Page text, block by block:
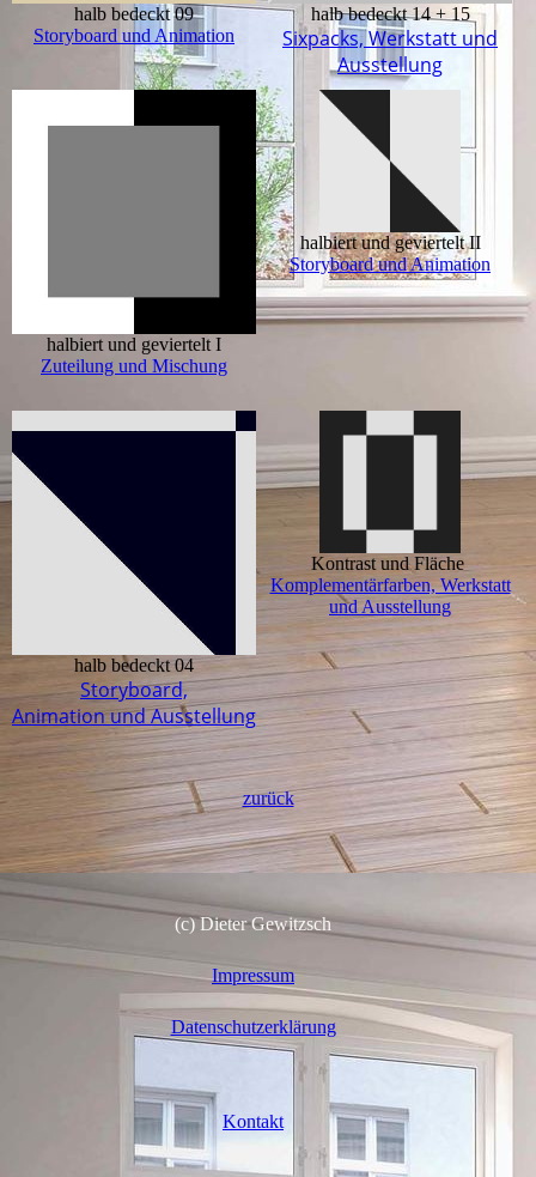
halb bedeckt 09
Storyboard und Animation
halb bedeckt 14 + 15
Sixpacks, Werkstatt und
Ausstellung
halbiert und geviertelt I
Zuteilung und Mischung
halbiert und geviertelt II
Storyboard und Animation
halb bedeckt 04
Storyboard,
Animation und Ausstellung
Kontrast und Fläche
Komplementärfarben, Werkstatt
und Ausstellung
zurück
(c) Dieter Gewitzsch
Impressum
Datenschutzerklärung
Kontakt